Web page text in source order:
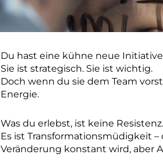
Du hast eine kühne neue
Sie ist strategisch. Sie ist wichtig.
Doch wenn du sie dem Team
Energie.
Was du erlebst, ist keine Resistenz.
Es ist Transformationsmüdigkeit –
Veränderung konstant wird, aber